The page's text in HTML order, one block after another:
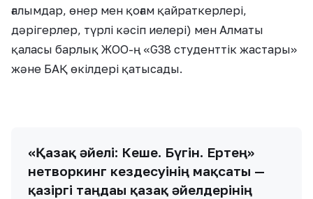
ғалымдар, өнер мен қоғам қайраткерлері,
дәрігерлер, түрлі кәсіп иелері) мен Алматы
қаласы барлық ЖОО-ң «G38 студенттік жастары»
және БАҚ өкілдері қатысады.
«Қазақ әйелі: Кеше. Бүгін. Ертең»
нетворкинг кездесуінің мақсаты —
қазіргі таңдағы қазақ әйелдерінің